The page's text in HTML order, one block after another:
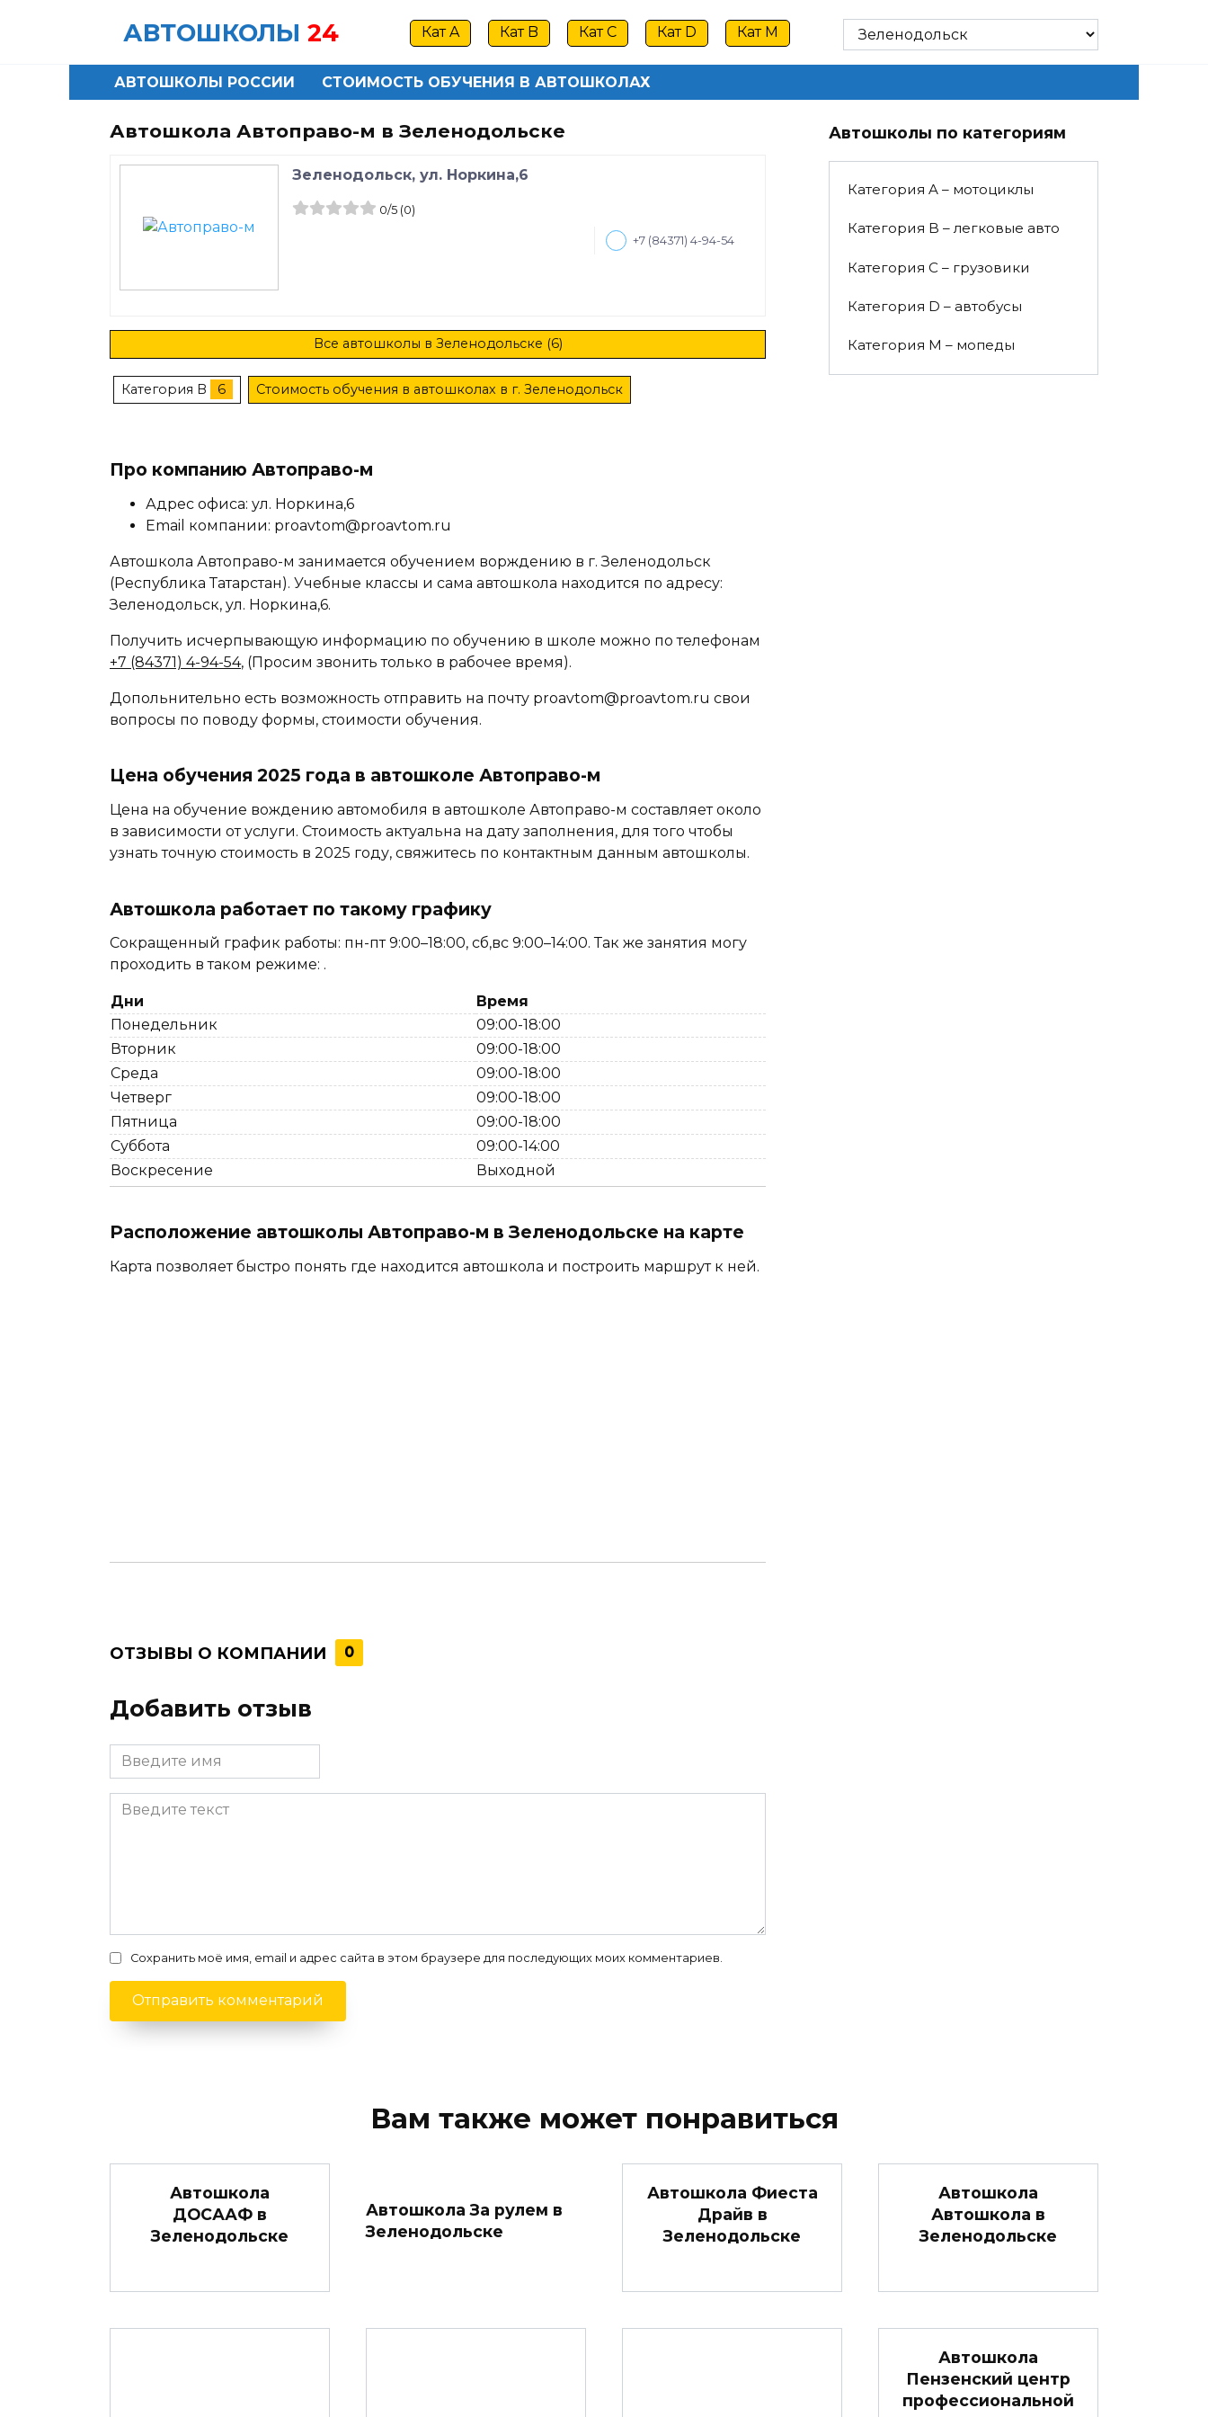
АВТОШКОЛЫ 24 Кат A Кат B Кат C Кат D Кат M
АВТОШКОЛЫ РОССИИ СТОИМОСТЬ ОБУЧЕНИЯ В АВТОШКОЛАХ
Автошкола Автоправо-м в Зеленодольске
Зеленодольск, ул. Норкина,6
0/5(0)
+7 (84371) 4-94-54
Все автошколы в Зеленодольске (6)
Категория B 6 Стоимость обучения в автошколах в г. Зеленодольск
Про компанию Автоправо-м
Адрес офиса: ул. Норкина,6
Email компании: proavtom@proavtom.ru
Автошкола Автоправо-м занимается обучением ворждению в г. Зеленодольск
(Республика Татарстан). Учебные классы и сама автошкола находится по адресу:
Зеленодольск, ул. Норкина,6.
Получить исчерпывающую информацию по обучению в школе можно по телефонам
+7 (84371) 4-94-54, (Просим звонить только в рабочее время).
Допольнительно есть возможность отправить на почту proavtom@proavtom.ru свои
вопросы по поводу формы, стоимости обучения.
Цена обучения 2025 года в автошколе Автоправо-м
Цена на обучение вождению автомобиля в автошколе Автоправо-м составляет около
в зависимости от услуги. Стоимость актуальна на дату заполнения, для того чтобы
узнать точную стоимость в 2025 году, свяжитесь по контактным данным автошколы.
Автошкола работает по такому графику
Сокращенный график работы: пн-пт 9:00–18:00, сб,вс 9:00–14:00. Так же занятия могу
проходить в таком режиме: .
Дни
Время
Понедельник
09:00-18:00
Вторник
09:00-18:00
Среда
09:00-18:00
Четверг
09:00-18:00
Пятница
09:00-18:00
Суббота
09:00-14:00
Воскресение
Выходной
Расположение автошколы Автоправо-м в Зеленодольске на карте
Карта позволяет быстро понять где находится автошкола и построить маршрут к ней.
ОТЗЫВЫ О КОМПАНИИ 0
Добавить отзыв
Сохранить моё имя, email и адрес сайта в этом браузере для последующих моих комментариев.
Автошколы по категориям
Категория A – мотоциклы
Категория B – легковые авто
Категория C – грузовики
Категория D – автобусы
Категория M – мопеды
Вам также может понравиться
Автошкола
ДОСААФ в
Зеленодольске
Автошкола За рулем в
Зеленодольске
Автошкола Фиеста
Драйв в
Зеленодольске
Автошкола
Автошкола в
Зеленодольске
Автошкола
Пензенский центр
профессиональной